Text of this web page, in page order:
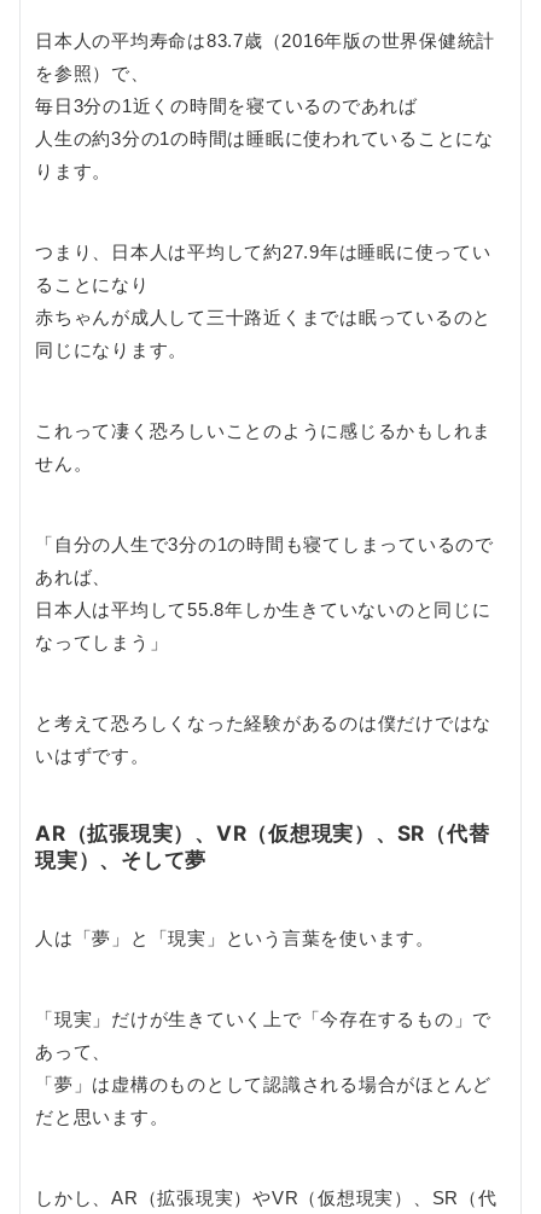
日本人の平均寿命は83.7歳（2016年版の世界保健統計
を参照）で、
毎日3分の1近くの時間を寝ているのであれば
人生の約3分の1の時間は睡眠に使われていることにな
ります。
つまり、日本人は平均して約27.9年は睡眠に使ってい
ることになり
赤ちゃんが成人して三十路近くまでは眠っているのと
同じになります。
これって凄く恐ろしいことのように感じるかもしれま
せん。
「自分の人生で3分の1の時間も寝てしまっているので
あれば、
日本人は平均して55.8年しか生きていないのと同じに
なってしまう」
と考えて恐ろしくなった経験があるのは僕だけではな
いはずです。
AR（拡張現実）、VR（仮想現実）、SR（代替
現実）、そして夢
人は「夢」と「現実」という言葉を使います。
「現実」だけが生きていく上で「今存在するもの」で
あって、
「夢」は虚構のものとして認識される場合がほとんど
だと思います。
しかし、AR（拡張現実）やVR（仮想現実）、SR（代